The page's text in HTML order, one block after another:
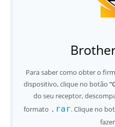
Para saber como obter o
dispositivo, clique no botão
do seu receptor,
formato .rar. Clique no